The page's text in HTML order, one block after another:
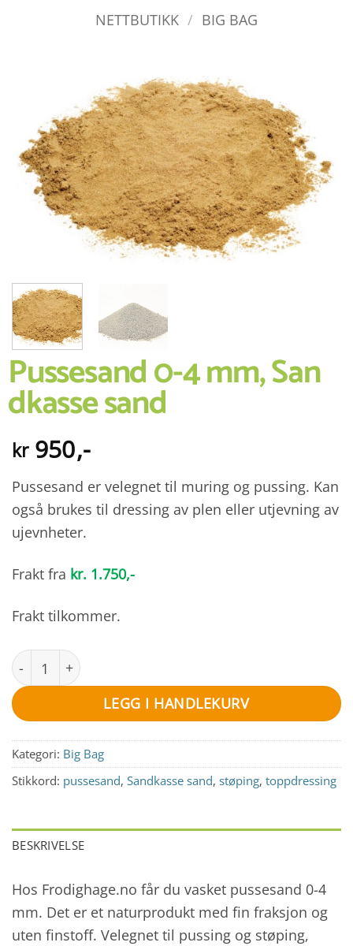
NETTBUTIKK / BIG BAG
Pussesand 0-4 mm, San
dkasse sand
kr950,-
Pussesand er velegnet til muring og pussing. Kan
også brukes til dressing av plen eller utjevning av
ujevnheter.
Frakt fra kr. 1.750,-
Frakt tilkommer.
Pussesand 0-4 mm, Sandkasse sand antall
LEGG I HANDLEKURV
Kategori: Big Bag
Stikkord: pussesand, Sandkasse sand, støping, toppdressing
BESKRIVELSE
Hos Frodighage.no får du vasket pussesand 0-4
mm. Det er et naturprodukt med fin fraksjon og
uten finstoff. Velegnet til pussing og støping,